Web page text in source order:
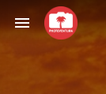
menu